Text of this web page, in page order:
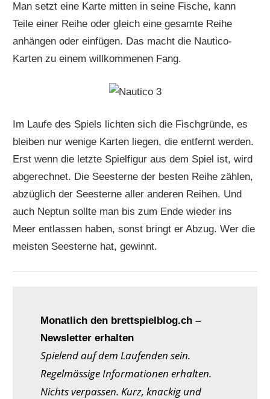
Man setzt eine Karte mitten in seine Fische, kann
Teile einer Reihe oder gleich eine gesamte Reihe
anhängen oder einfügen. Das macht die Nautico-
Karten zu einem willkommenen Fang.
Im Laufe des Spiels lichten sich die Fischgründe, es
bleiben nur wenige Karten liegen, die entfernt werden.
Erst wenn die letzte Spielfigur aus dem Spiel ist, wird
abgerechnet. Die Seesterne der besten Reihe zählen,
abzüglich der Seesterne aller anderen Reihen. Und
auch Neptun sollte man bis zum Ende wieder ins
Meer entlassen haben, sonst bringt er Abzug. Wer die
meisten Seesterne hat, gewinnt.
Monatlich den brettspielblog.ch –
Newsletter erhalten
Spielend auf dem Laufenden sein.
Regelmässige Informationen erhalten.
Nichts verpassen. Kurz, knackig und